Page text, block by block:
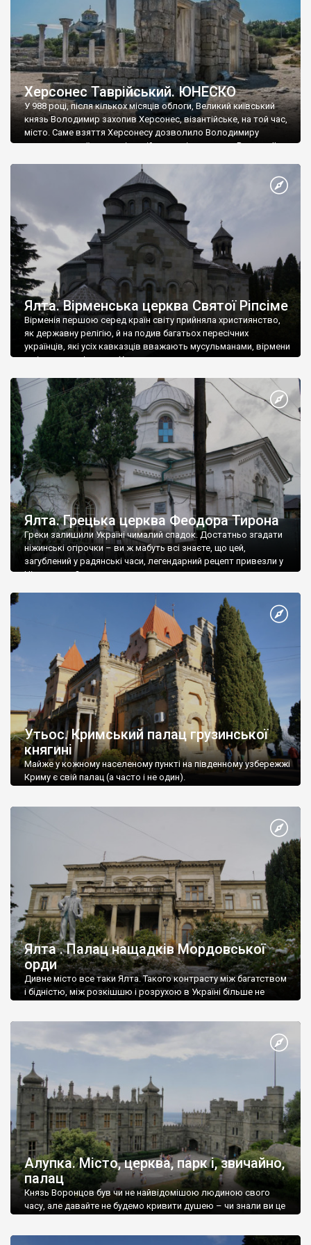
Херсонес Таврійський. ЮНЕСКО
У 988 році, після кількох місяців облоги, Великий київський
князь Володимир захопив Херсонес, візантійське, на той час,
місто. Саме взяття Херсонесу дозволило Володимиру
диктувати свої умови візантійському імператору Василю ІІ, та
Херсонесі Володимир-язичник, став Василем-християнином.
А потім було Хрещення Русі. На честь Херсонесу Таврійського
Ялта. Вірменська церква Святої Ріпсіме
Вірменія першою серед країн світу прийняла християнство,
як державну релігію, й на подив багатьох пересічних
українців, які усіх кавказців вважають мусульманами, вірмени
є відданими вірянами Христа
Ялта. Грецька церква Феодора Тирона
Греки залишили Україні чималий спадок. Достатньо згадати
ніжинські огірочки – ви ж мабуть всі знаєте, що цей,
загублений у радянські часи, легендарний рецепт привезли у
Ніжин греки?
Утьос. Кримський палац грузинської
княгині
Майже у кожному населеному пункті на південному узбережжі
Криму є свій палац (а часто і не один).
Ялта . Палац нащадків Мордовської
орди
Дивне місто все таки Ялта. Такого контрасту між багатством
і бідністю, між розкішшю і розрухою в Україні більше не
Алупка. Місто, церква, парк і, звичайно,
палац
Князь Воронцов був чи не найвідомішою людиною свого
часу, але давайте не будемо кривити душею – чи знали ви це